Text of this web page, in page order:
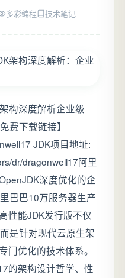
多彩编程 技术笔记
构深度解析企业级
费下载链接】
JDK项目地址:
dr/dragonwell17阿里
深度优化的企
巴巴10万服务器生产
性能JDK发行版不仅
是针对现代云原生架
门优化的技术体系。
的架构设计哲学、性